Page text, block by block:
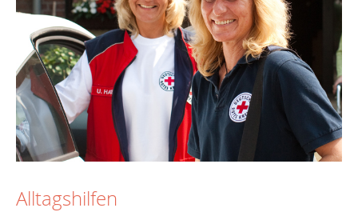
Alltagshilfen